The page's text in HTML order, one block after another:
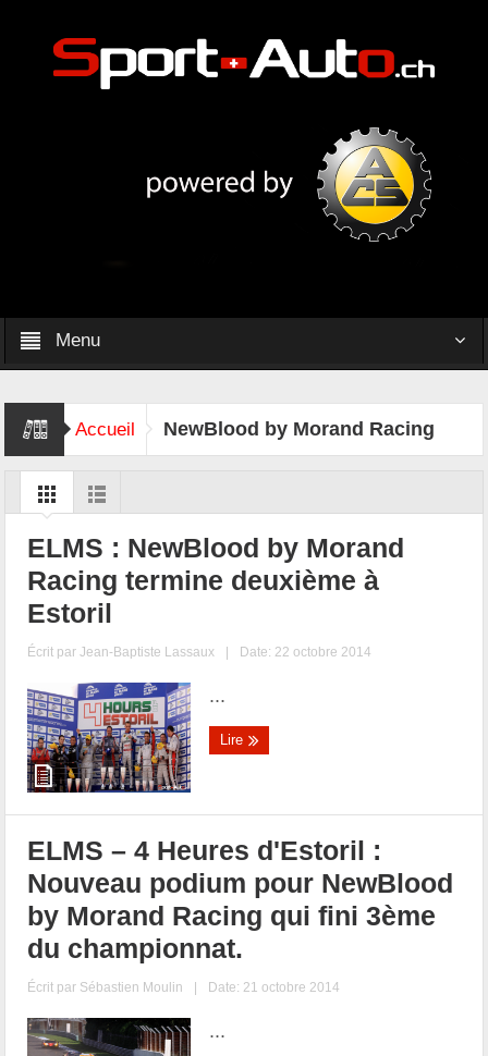
Menu
Accueil NewBlood by Morand Racing
ELMS : NewBlood by Morand
Racing termine deuxième à
Estoril
Écrit parJean-Baptiste Lassaux | Date: 22 octobre 2014
...
Lire
ELMS – 4 Heures d'Estoril :
Nouveau podium pour NewBlood
by Morand Racing qui fini 3ème
du championnat.
Écrit par Sébastien Moulin | Date: 21 octobre 2014
...